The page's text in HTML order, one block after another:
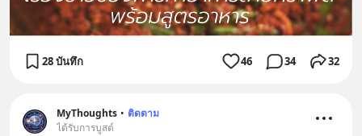
28 บันทึก 46 34 32
MyThoughts • ติดตาม
ได้รับการบูสต์